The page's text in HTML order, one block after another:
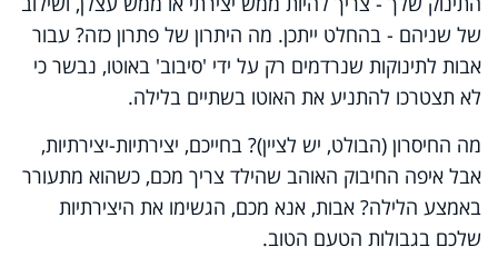
של שניהם - בהחלט ייתכן. מה היתרון של פתרון כזה? עבור
אבות לתינוקות שנרדמים רק על ידי 'סיבוב' באוטו, נבשר כי
לא תצטרכו להתניע את האוטו בשתיים בלילה.
מה החיסרון (הבולט, יש לציין)? בחייכם, יצירתיות-יצירתיות,
אבל איפה החיבוק האוהב שהילד צריך מכם, כשהוא מתעורר
באמצע הלילה? אבות, אנא מכם, הגשימו את היצירתיות
שלכם בגבולות הטעם הטוב.